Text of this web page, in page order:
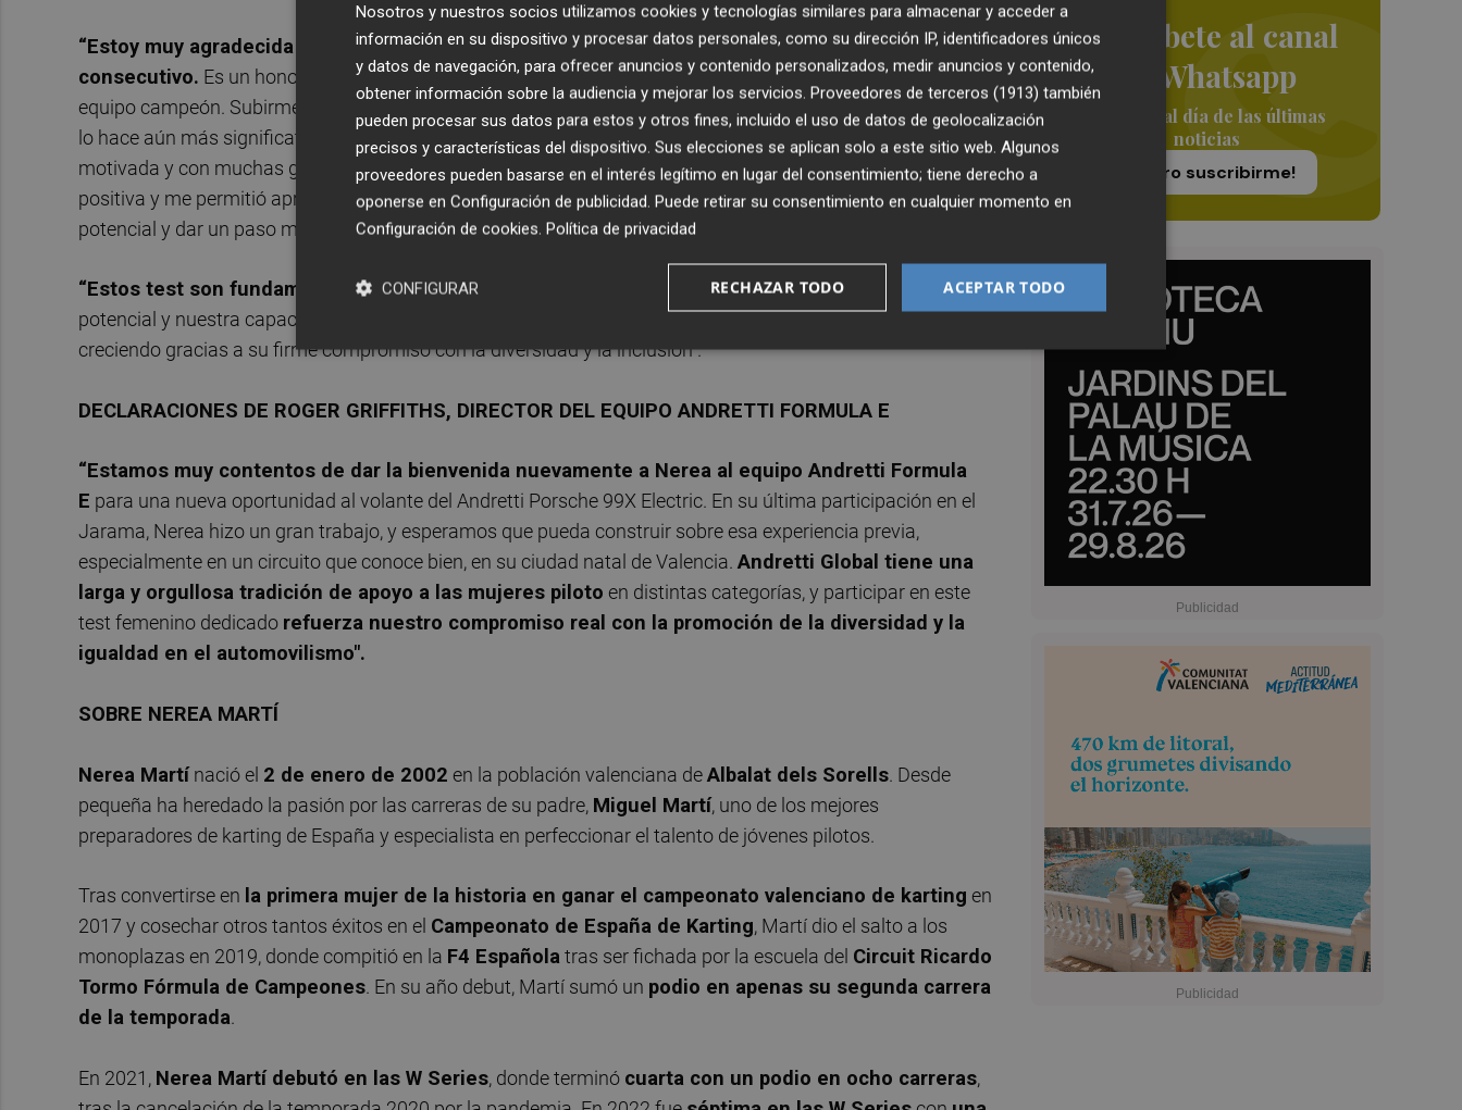
Suscríbete al canal
de Whatsapp
Siempre al día de las últimas
noticias
¡Quiero suscribirme!
“Estoy muy agradecida a Andretti Global por brindarme esta oportunidad por segundo año
consecutivo. Es un honor formar parte de una organización con tanta historia en el automovilismo y de un
equipo campeón. Subirme de nuevo a un Fórmula E siempre es especial, pero hacerlo en casa, en Valencia,
lo hace aún más significativo. Después de mucho tiempo sin conducir un monoplaza, estoy especialmente
motivada y con muchas ganas de volver a la pista. La experiencia del año pasado en Madrid fue muy
positiva y me permitió aprender mucho; ahora quiero aprovechar cada vuelta para seguir mostrando mi
potencial y dar un paso más en mi carrera".
“Estos test son fundamentales, ya que ofrecen a las mujeres la oportunidad de demostrar nuestro
potencial y nuestra capacidad para competir en la parrilla de Fórmula E, un campeonato que sigue
creciendo gracias a su firme compromiso con la diversidad y la inclusión".
DECLARACIONES DE ROGER GRIFFITHS, DIRECTOR DEL EQUIPO ANDRETTI FORMULA E
“Estamos muy contentos de dar la bienvenida nuevamente a Nerea al equipo Andretti Formula
E para una nueva oportunidad al volante del Andretti Porsche 99X Electric. En su última participación en el
Jarama, Nerea hizo un gran trabajo, y esperamos que pueda construir sobre esa experiencia previa,
especialmente en un circuito que conoce bien, en su ciudad natal de Valencia. Andretti Global tiene una
larga y orgullosa tradición de apoyo a las mujeres piloto en distintas categorías, y participar en este
test femenino dedicado refuerza nuestro compromiso real con la promoción de la diversidad y la
igualdad en el automovilismo".
SOBRE NEREA MARTÍ
Nerea Martínació el 2 de enero de 2002 en la población valenciana deAlbalat dels Sorells. Desde
pequeña ha heredado la pasión por las carreras de su padre, Miguel Martí, uno de los mejores
preparadores de karting de España y especialista en perfeccionar el talento de jóvenes pilotos.
Tras convertirse en la primera mujer de la historia en ganar el campeonato valenciano de karting en
2017 y cosechar otros tantos éxitos en el Campeonato de España de Karting, Martí dio el salto a los
monoplazas en 2019, donde compitió en la F4 Española tras ser fichada por la escuela del Circuit Ricardo
Tormo Fórmula de Campeones. En su año debut, Martí sumó un podio en apenas su segunda carrera
de la temporada.
En 2021, Nerea Martí debutó en las W Series, donde terminó cuarta con un podio en ocho carreras,
Nosotros y nuestros socios utilizamos cookies y tecnologías similares para almacenar y acceder a
información en su dispositivo y procesar datos personales, como su dirección IP, identificadores únicos
y datos de navegación, para ofrecer anuncios y contenido personalizados, medir anuncios y contenido,
obtener información sobre la audiencia y mejorar los servicios. Proveedores de terceros (1913) también
pueden procesar sus datos para estos y otros fines, incluido el uso de datos de geolocalización
precisos y características del dispositivo. Sus elecciones se aplican solo a este sitio web. Algunos
proveedores pueden basarse en el interés legítimo en lugar del consentimiento; tiene derecho a
oponerse en Configuración de publicidad. Puede retirar su consentimiento en cualquier momento en
Configuración de cookies. Política de privacidad
ACEPTAR TODO
RECHAZAR TODO
CONFIGURAR